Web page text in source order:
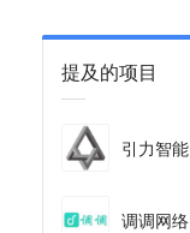
提及的项目
引力智能
调调网络